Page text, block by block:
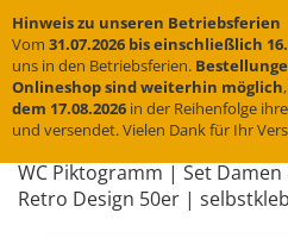
Hinweis zu unseren Betriebsferien
Vom 31.07.2026 bis einschließlich
uns in den Betriebsferien.
Onlineshop sind weiterhin möglich
dem 17.08.2026 in der Reihenfolge
und versendet. Vielen Dank für Ihr
« Erster « zurück weiter »
11Artikel in dieser Kategorie
WC Pik­to­gramm | Set
Retro De­sign 50er |